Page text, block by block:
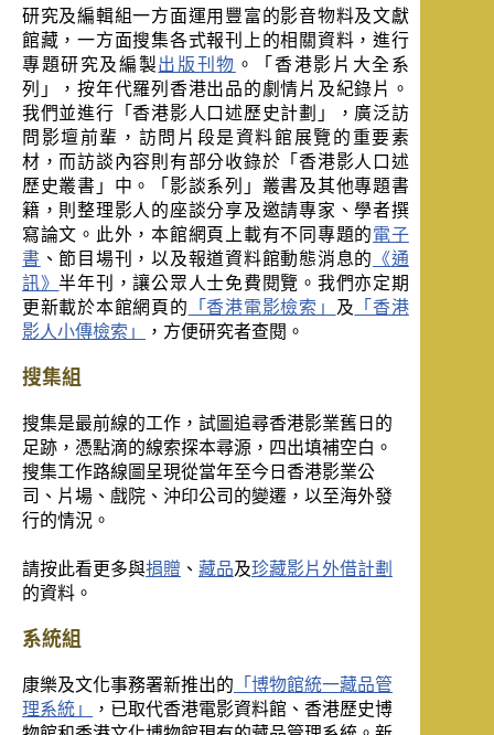
研究及編輯組一方面運用豐富的影音物料及文獻
館藏，一方面搜集各式報刊上的相關資料，進行
專題研究及編製出版刊物 。「香港影片大全系
列」，按年代羅列香港出品的劇情片及紀錄片。
我們並進行「香港影人口述歷史計劃」，廣泛訪
問影壇前輩，訪問片段是資料館展覽的重要素
材，而訪談內容則有部分收錄於「香港影人口述
歷史叢書」中。「影談系列」叢書及其他專題書
籍，則整理影人的座談分享及邀請專家、學者撰
寫論文。此外，本館網頁上載有不同專題的電子
書 、節目場刊，以及報道資料館動態消息的 《通
訊》 半年刊，讓公眾人士免費閱覽。我們亦定期
更新載於本館網頁的 「香港電影檢索」 及 「香港
影人小傳檢索」
，方便研究者查閱。
搜集組
搜集是最前線的工作，試圖追尋香港影業舊日的
足跡，憑點滴的線索探本尋源，四出填補空白。
搜集工作路線圖呈現從當年至今日香港影業公
司、片場、戲院、沖印公司的變遷，以至海外發
行的情況。
請按此看更多與捐贈 、 藏品及珍藏影片外借計劃
的資料。
系統組
康樂及文化事務署新推出的 「博物館統一藏品管
理系統」
，已取代香港電影資料館、香港歷史博